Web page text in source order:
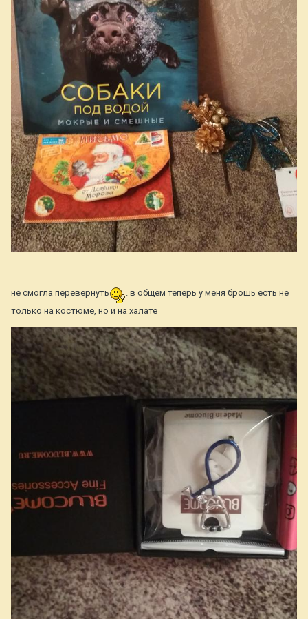
не смогла перевернуть
. в общем теперь у меня брошь есть не
только на костюме, но и на халате